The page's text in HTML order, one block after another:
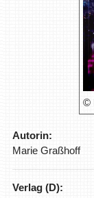
©
Autorin:
Marie Graßhoff
Verlag (D):